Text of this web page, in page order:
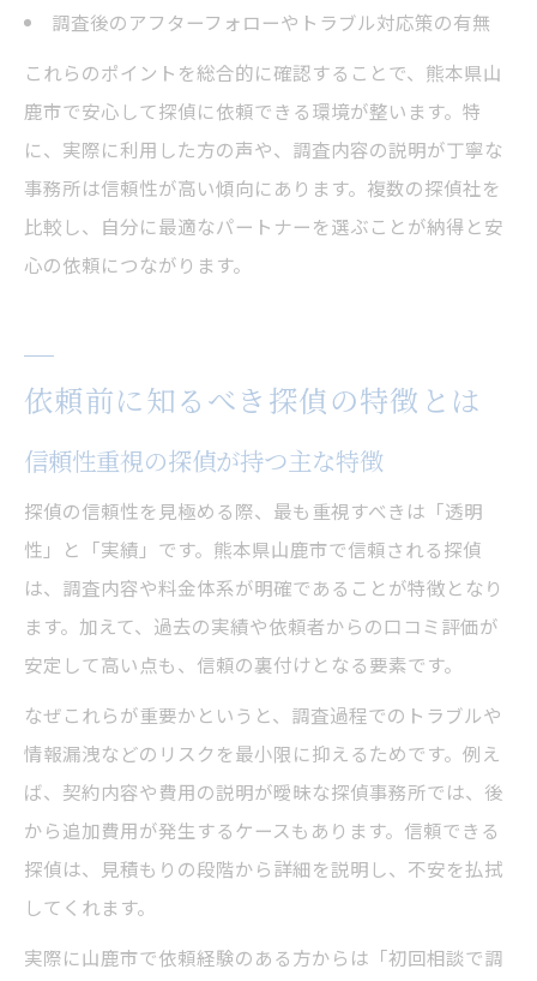
調査後のアフターフォローやトラブル対応策の有無
これらのポイントを総合的に確認することで、熊本県山
鹿市で安心して探偵に依頼できる環境が整います。特
に、実際に利用した方の声や、調査内容の説明が丁寧な
事務所は信頼性が高い傾向にあります。複数の探偵社を
比較し、自分に最適なパートナーを選ぶことが納得と安
心の依頼につながります。
依頼前に知るべき探偵の特徴とは
信頼性重視の探偵が持つ主な特徴
探偵の信頼性を見極める際、最も重視すべきは「透明
性」と「実績」です。熊本県山鹿市で信頼される探偵
は、調査内容や料金体系が明確であることが特徴となり
ます。加えて、過去の実績や依頼者からの口コミ評価が
安定して高い点も、信頼の裏付けとなる要素です。
なぜこれらが重要かというと、調査過程でのトラブルや
情報漏洩などのリスクを最小限に抑えるためです。例え
ば、契約内容や費用の説明が曖昧な探偵事務所では、後
から追加費用が発生するケースもあります。信頼できる
探偵は、見積もりの段階から詳細を説明し、不安を払拭
してくれます。
実際に山鹿市で依頼経験のある方からは「初回相談で調